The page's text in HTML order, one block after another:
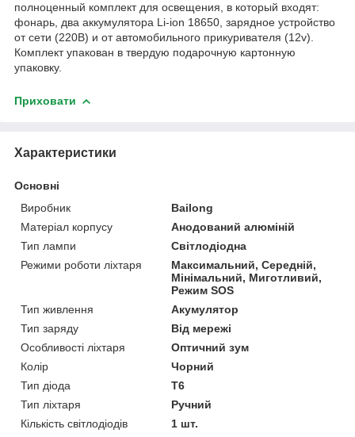
полноценный комплект для освещения, в который входят:
фонарь, два аккумулятора Li-ion 18650, зарядное устройство
от сети (220В) и от автомобильного прикуривателя (12v).
Комплект упакован в твердую подарочную картонную
упаковку.
Приховати
Характеристики
Основні
Виробник
Bailong
Матеріал корпусу
Анодований алюміній
Тип лампи
Світлодіодна
Режими роботи ліхтаря
Максимальний, Середній,
Мінімальний, Миготливий,
Режим SOS
Тип живлення
Акумулятор
Тип заряду
Від мережі
Особливості ліхтаря
Оптичний зум
Колір
Чорний
Тип діода
T6
Тип ліхтаря
Ручний
Кількість світлодіодів
1 шт.